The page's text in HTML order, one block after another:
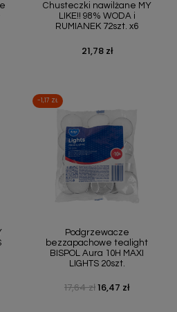
Chusteczki nawilżane MY
LIKE!! 98% WODA i
RUMIANEK 72szt. x6
Cena
21,78 zł
Podgrzewacze
bezzapachowe tealight
BISPOL Aura 10H MAXI
LIGHTS 20szt.
Cena podstawowa
17,64 zł Cena
16,47 zł
-1,17 ZŁ